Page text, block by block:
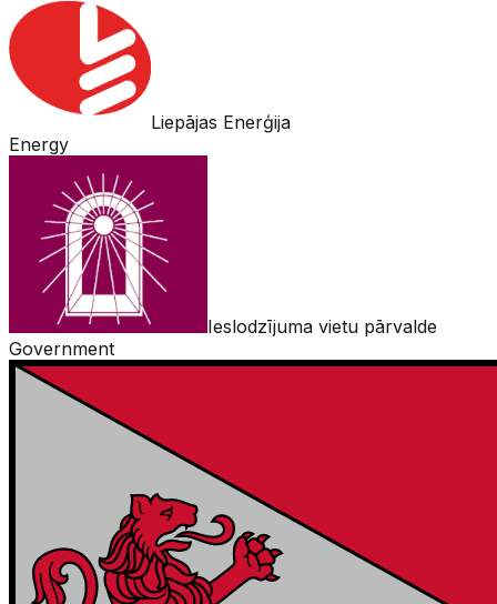
Liepājas Enerģija
Energy
Ieslodzījuma vietu pārvalde
Government